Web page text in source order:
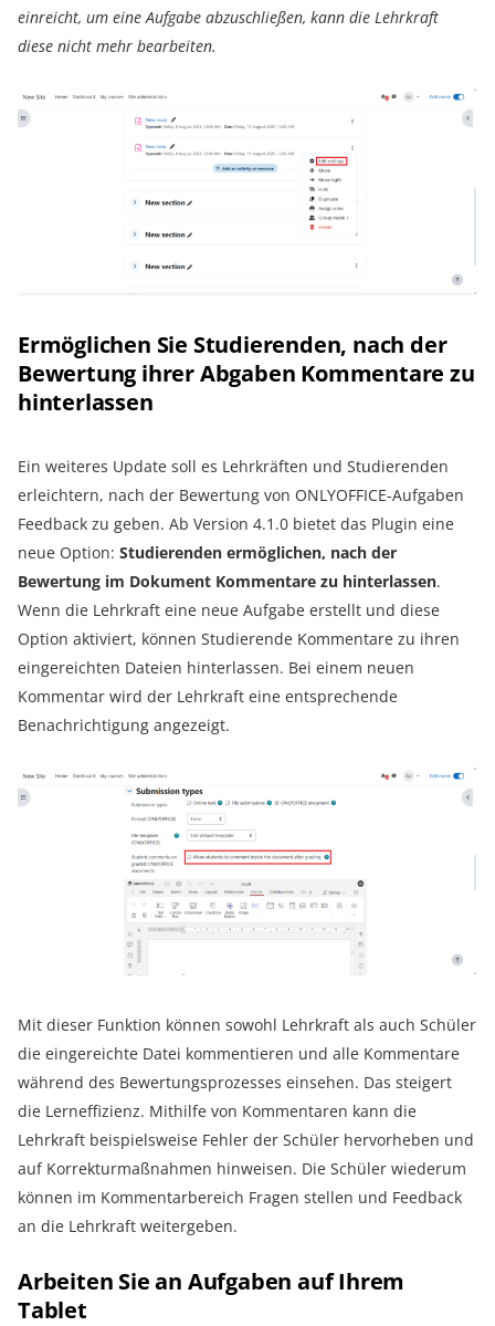
einreicht, um eine Aufgabe abzuschließen, kann die Lehrkraft
diese nicht mehr bearbeiten.
Ermöglichen Sie Studierenden, nach der
Bewertung ihrer Abgaben Kommentare zu
hinterlassen
Ein weiteres Update soll es Lehrkräften und Studierenden
erleichtern, nach der Bewertung von ONLYOFFICE-Aufgaben
Feedback zu geben. Ab Version 4.1.0 bietet das Plugin eine
neue Option: Studierenden ermöglichen, nach der
Bewertung im Dokument Kommentare zu hinterlassen.
Wenn die Lehrkraft eine neue Aufgabe erstellt und diese
Option aktiviert, können Studierende Kommentare zu ihren
eingereichten Dateien hinterlassen. Bei einem neuen
Kommentar wird der Lehrkraft eine entsprechende
Benachrichtigung angezeigt.
Mit dieser Funktion können sowohl Lehrkraft als auch Schüler
die eingereichte Datei kommentieren und alle Kommentare
während des Bewertungsprozesses einsehen. Das steigert
die Lerneffizienz. Mithilfe von Kommentaren kann die
Lehrkraft beispielsweise Fehler der Schüler hervorheben und
auf Korrekturmaßnahmen hinweisen. Die Schüler wiederum
können im Kommentarbereich Fragen stellen und Feedback
an die Lehrkraft weitergeben.
Arbeiten Sie an Aufgaben auf Ihrem
Tablet